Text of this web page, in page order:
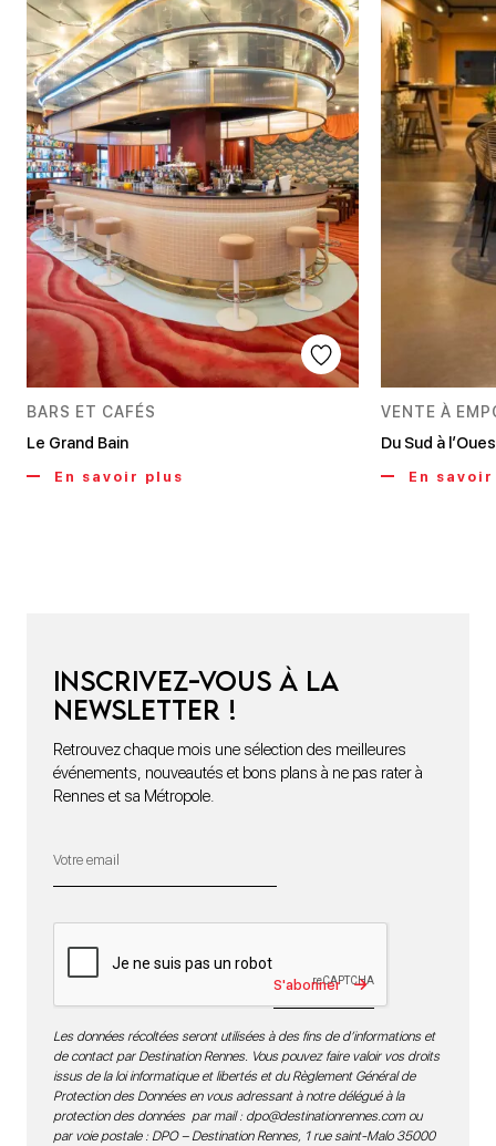
BARS ET CAFÉS
Le Grand Bain
En savoir plus
VENTE À
Du Sud à
En
Inscrivez-vous à la
newsletter !
Retrouvez chaque mois une sélection des meilleures
événements, nouveautés et bons plans à ne pas rater à
Rennes et sa Métropole.
S'abonner
Les données récoltées seront utilisées à des fins de d’informations et
de contact par Destination Rennes. Vous pouvez faire valoir vos droits
issus de la loi informatique et libertés et du Règlement Général de
Protection des Données en vous adressant à notre délégué à la
protection des données par mail : dpo@destinationrennes.comou
par voie postale : DPO – Destination Rennes, 1 rue saint-Malo 35000